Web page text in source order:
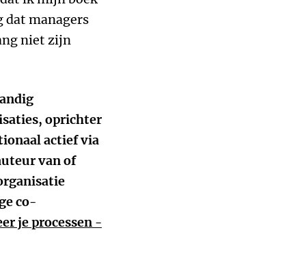
dat managers
niet zijn
oprichter
actief via
van of
co-
je processen -